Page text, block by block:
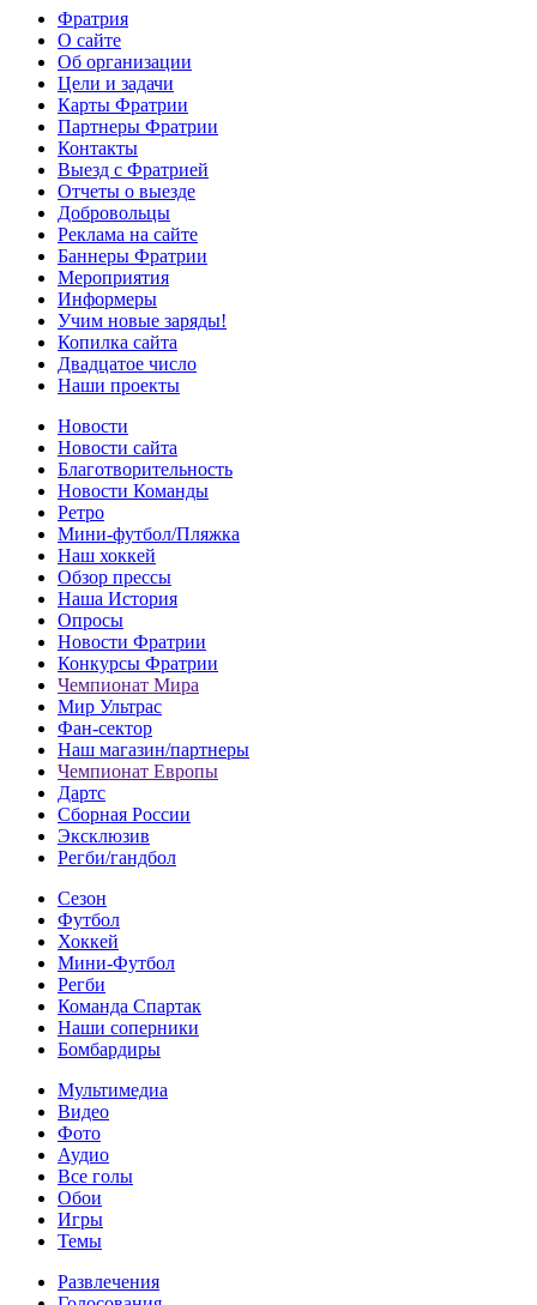
Фратрия
О сайте
Об организации
Цели и задачи
Карты Фратрии
Партнеры Фратрии
Контакты
Выезд с Фратрией
Отчеты о выезде
Добровольцы
Реклама на сайте
Баннеры Фратрии
Мероприятия
Информеры
Учим новые заряды!
Копилка сайта
Двадцатое число
Наши проекты
Новости
Новости сайта
Благотворительность
Новости Команды
Ретро
Мини-футбол/Пляжка
Наш хоккей
Обзор прессы
Наша История
Опросы
Новости Фратрии
Конкурсы Фратрии
Чемпионат Мира
Мир Ультрас
Фан-cектор
Наш магазин/партнеры
Чемпионат Европы
Дартс
Сборная России
Эксклюзив
Регби/гандбол
Сезон
Футбол
Хоккей
Мини-Футбол
Регби
Команда Спартак
Наши соперники
Бомбардиры
Мультимедиа
Видео
Фото
Аудио
Все голы
Обои
Игры
Темы
Развлечения